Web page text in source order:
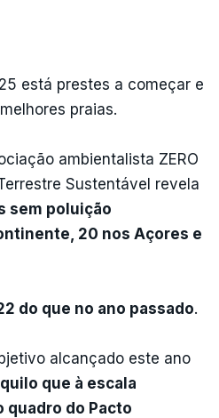
está prestes a começar e
praias.
ambientalista ZERO
Sustentável revela
sem poluição
20 nos Açores e
do que no ano passado.
alcançado este ano
que à escala
quadro do Pacto